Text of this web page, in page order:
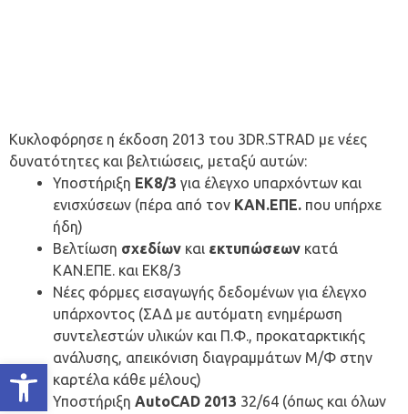
Ανοίξτε τη γραμμή εργαλείων
Κυκλοφόρησε η έκδοση 2013 του 3DR.STRAD με νέες
δυνατότητες και βελτιώσεις, μεταξύ αυτών:
Υποστήριξη ΕΚ8/3 για έλεγχο υπαρχόντων και
ενισχύσεων (πέρα από τον ΚΑΝ.ΕΠΕ. που υπήρχε
ήδη)
Βελτίωση σχεδίων και εκτυπώσεων κατά
ΚΑΝ.ΕΠΕ. και ΕΚ8/3
Νέες φόρμες εισαγωγής δεδομένων για έλεγχο
υπάρχοντος (ΣΑΔ με αυτόματη ενημέρωση
συντελεστών υλικών και Π.Φ., προκαταρκτικής
ανάλυσης, απεικόνιση διαγραμμάτων Μ/Φ στην
καρτέλα κάθε μέλους)
Υποστήριξη AutoCAD 2013 32/64 (όπως και όλων